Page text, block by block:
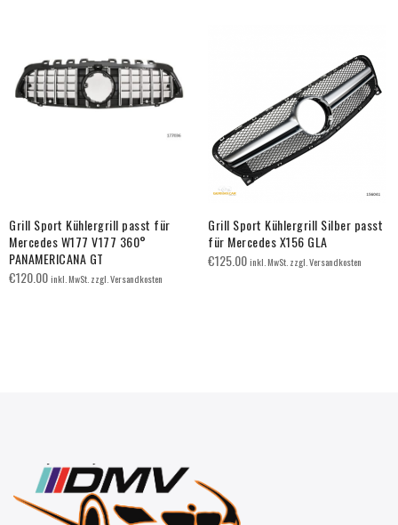
Grill Sport Kühlergrill passt für
Mercedes W177 V177 360°
PANAMERICANA GT
€120.00inkl. MwSt. zzgl. Versandkosten
Grill Sport Kühlergrill Silber passt
für Mercedes X156 GLA
€125.00inkl. MwSt. zzgl. Versandkosten